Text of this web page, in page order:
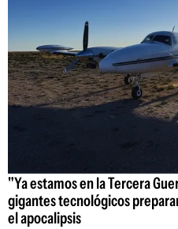
"Ya estamos en la Tercera
gigantes tecnológicos
el apocalipsis